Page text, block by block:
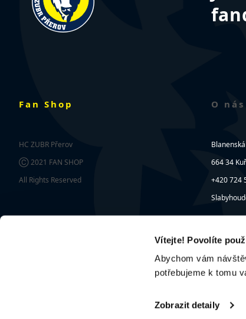
Vítejte! Povolíte
Abychom vám
potřebujeme k tomu
Zobrazit detaily
Fan Shop
HC ZUBR Přerov
Ⓒ 2021 FAN SHOP
All Rights Reserved
O nás
664 34
+420 724